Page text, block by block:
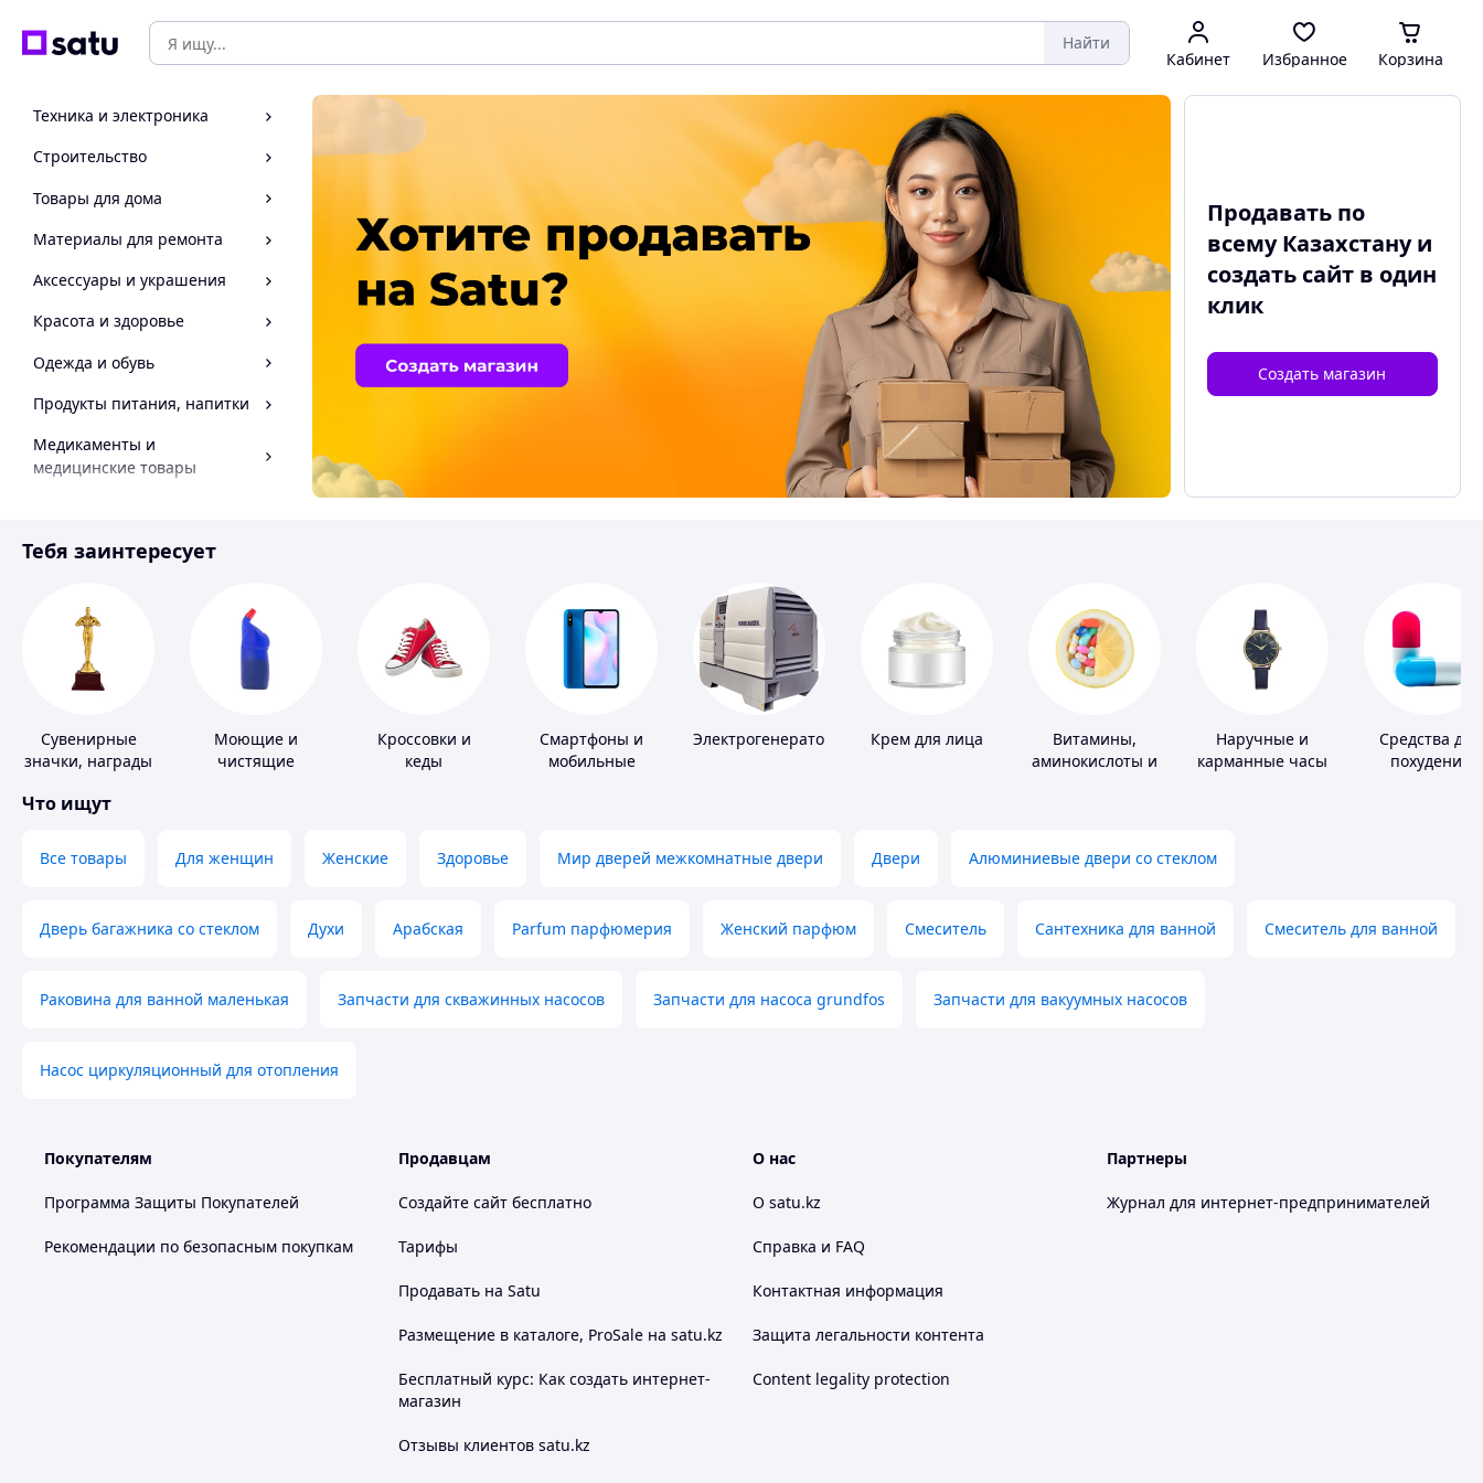
Найти
Кабинет Избранное Корзина
Техника и электроника
Строительство
Товары для дома
Материалы для ремонта
Аксессуары и украшения
Красота и здоровье
Одежда и обувь
Продукты питания, напитки
Медикаменты и
медицинские товары
Инструмент
Продавать по
всему Казахстану и
создать сайтв один
клик
Создать магазин
Тебя заинтересует
Сувенирные
значки, награды
Моющие и
чистящие
Кроссовки и
кеды
Смартфоны и
мобильные
Электрогенераторы Крем для лица
Витамины,
аминокислоты и
Наручные и
карманные часы
Средства для
похудения
Что ищут
Все товары Для женщин Женские Здоровье Мир дверей межкомнатные двери Двери Алюминиевые двери со стеклом
Дверь багажника со стеклом Духи Арабская Parfum парфюмерия Женский парфюм Смеситель Сантехника для ванной Смеситель для ванной
Раковина для ванной маленькая Запчасти для скважинных насосов Запчасти для насоса grundfos Запчасти для вакуумных насосов
Насос циркуляционный для отопления
Покупателям
Программа Защиты Покупателей
Рекомендации по безопасным покупкам
Продавцам
Создайте сайт бесплатно
Тарифы
Продавать на Satu
Размещение в каталоге, ProSale на satu.kz
Бесплатный курс: Как создать интернет-
магазин
Отзывы клиентов satu.kz
О нас
О satu.kz
Справка и FAQ
Контактная информация
Защита легальности контента
Content legality protection
Партнеры
Журнал для интернет-предпринимателей